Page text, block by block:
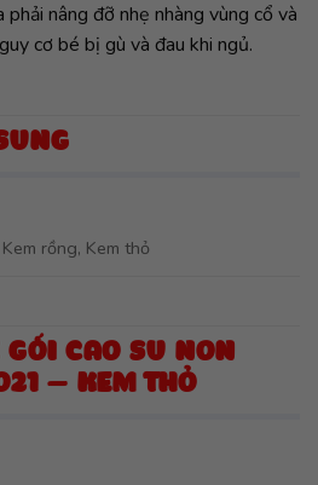
nâng đỡ nhẹ nhàng vùng cổ và
cơ bé bị gù và đau khi ngủ.
rồng, Kem thỏ
CAO SU NON
– KEM THỎ